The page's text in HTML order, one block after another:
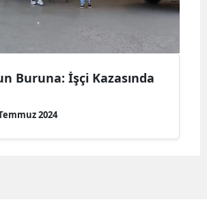
Buruna: İşçi Kazasında
2024